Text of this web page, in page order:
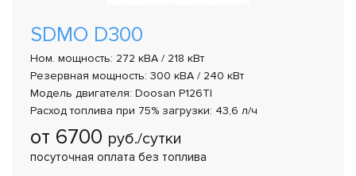
SDMO D300
Ном. мощность: 272 кВА / 218 кВт
Резервная мощность: 300 кВА / 240 кВт
Модель двигателя: Doosan P126TI
Расход топлива при 75% загрузки: 43,6 л/ч
от 6700 руб./сутки
посуточная оплата без топлива